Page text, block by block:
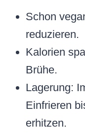
Schon
reduzieren.
Kalorien
Brühe.
Lagerung:
Einfrieren
erhitzen.